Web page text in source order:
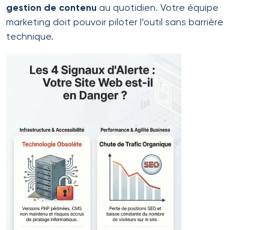
gestion de contenu au quotidien. Votre équipe
marketing doit pouvoir piloter l’outil sans barrière
technique.